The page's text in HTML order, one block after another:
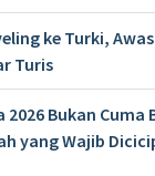
ke Turki,
Turis
2026 Bukan Cuma
yang Wajib